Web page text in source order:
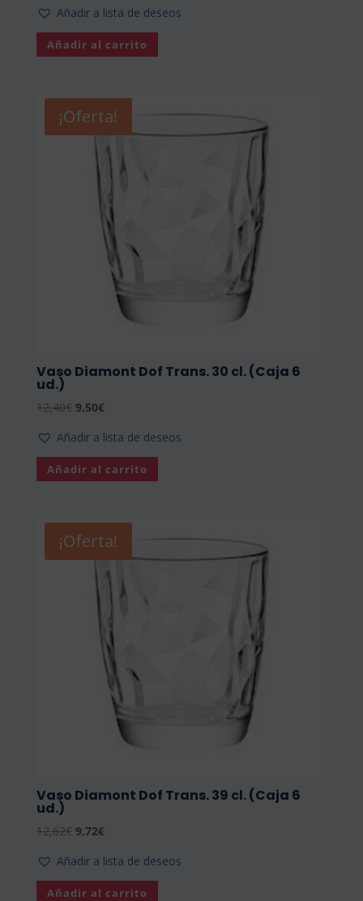
original
era:
12,62€.
actual
11,72€.
Añadir a lista de deseos
Añadir al carrito
¡Oferta!
Vaso Diamont Dof Trans. 30 cl. (Caja 6
ud.)
12,40€ El
original
era:
12,40€.
9,50€El
actual
es:
9,50€.
Añadir a lista de deseos
Añadir al carrito
¡Oferta!
Vaso Diamont Dof Trans. 39 cl. (Caja 6
ud.)
12,62€ El
original
era:
9,72€El
actual
Añadir a lista de deseos
Añadir al carrito